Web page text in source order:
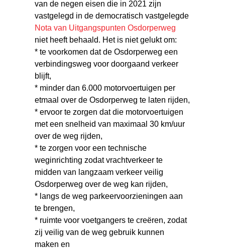
van de negen eisen die in 2021 zijn
vastgelegd in de democratisch vastgelegde
Nota van Uitgangspunten Osdorperweg
niet heeft behaald. Het is niet gelukt om:
* te voorkomen dat de Osdorperweg een
verbindingsweg voor doorgaand verkeer
blijft,
* minder dan 6.000 motorvoertuigen per
etmaal over de Osdorperweg te laten rijden,
* ervoor te zorgen dat die motorvoertuigen
met een snelheid van maximaal 30 km/uur
over de weg rijden,
* te zorgen voor een technische
weginrichting zodat vrachtverkeer te
midden van langzaam verkeer veilig
Osdorperweg over de weg kan rijden,
* langs de weg parkeervoorzieningen aan
te brengen,
* ruimte voor voetgangers te creëren, zodat
zij veilig van de weg gebruik kunnen
maken en